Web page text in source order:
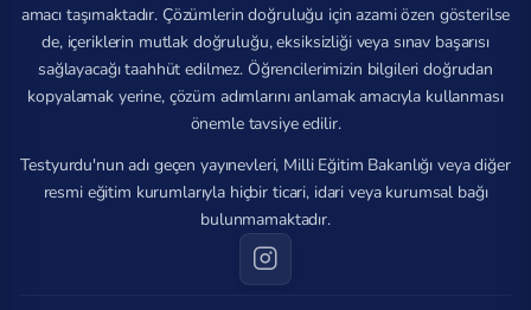
amacı taşımaktadır. Çözümlerin doğruluğu için azami özen gösterilse
de, içeriklerin mutlak doğruluğu, eksiksizliği veya sınav başarısı
sağlayacağı taahhüt edilmez. Öğrencilerimizin bilgileri doğrudan
kopyalamak yerine, çözüm adımlarını anlamak amacıyla kullanması
önemle tavsiye edilir.
Testyurdu'nun adı geçen yayınevleri, Milli Eğitim Bakanlığı veya diğer
resmi eğitim kurumlarıyla hiçbir ticari, idari veya kurumsal bağı
bulunmamaktadır.